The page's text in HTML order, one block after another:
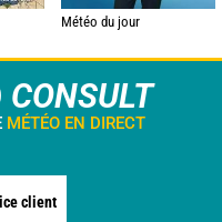
Météo du jour
CONSULT
MÉTÉO EN DIRECT
client